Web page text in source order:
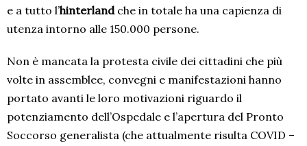
e a tutto l’hinterlandche in totale ha una capienza di
utenza intorno alle 150.000 persone.
Non è mancata la protesta civile dei cittadini che più
volte in assemblee, convegni e manifestazioni hanno
portato avanti le loro motivazioni riguardo il
potenziamento dell’Ospedale e l’apertura del Pronto
Soccorso generalista (che attualmente risulta COVID –